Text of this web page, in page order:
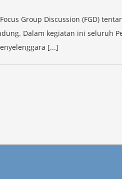
Group Discussion (FGD)
Dalam kegiatan ini seluruh
[...]